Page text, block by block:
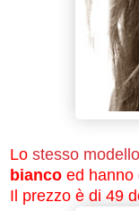
Lo stesso modello
bianco ed hanno
Il prezzo è di 49